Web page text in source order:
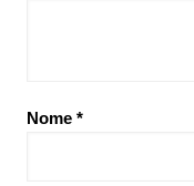
Nome *